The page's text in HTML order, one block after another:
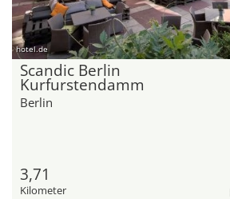
hotel.de
Scandic Berlin
Kurfurstendamm
Berlin
3,71
Kilometer